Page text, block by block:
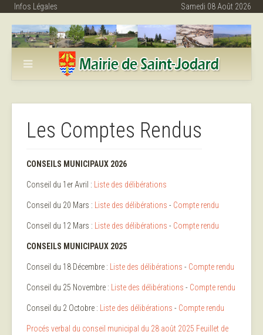
Infos Légales Samedi 08 Août 2026
Les Comptes Rendus
CONSEILS MUNICIPAUX 2026
Conseil du 1er Avril : Liste des délibérations
Conseil du 20 Mars : Liste des délibérations - Compte rendu
Conseil du 12 Mars : Liste des délibérations - Compte rendu
CONSEILS MUNICIPAUX 2025
Conseil du 18 Décembre : Liste des délibérations - Compte rendu
Conseil du 25 Novembre : Liste des délibérations - Compte rendu
Conseil du 2 Octobre : Liste des délibérations - Compte rendu
Procés verbal du conseil municipal du 28 août 2025 Feuillet de